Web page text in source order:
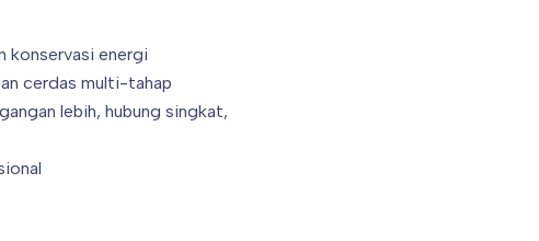
konservasi energi
cerdas multi-tahap
lebih, hubung singkat,